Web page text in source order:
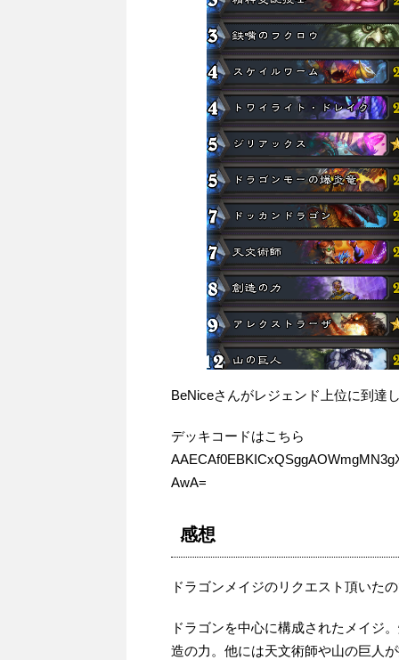
BeNiceさんがレジェンド上位に到達
デッキコードはこちら
AwA=
感想
ドラゴンメイジのリクエスト頂いた
ドラゴンを中心に構成されたメイジ
造の力。他には天文術師や山の巨人